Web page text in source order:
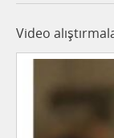
Video